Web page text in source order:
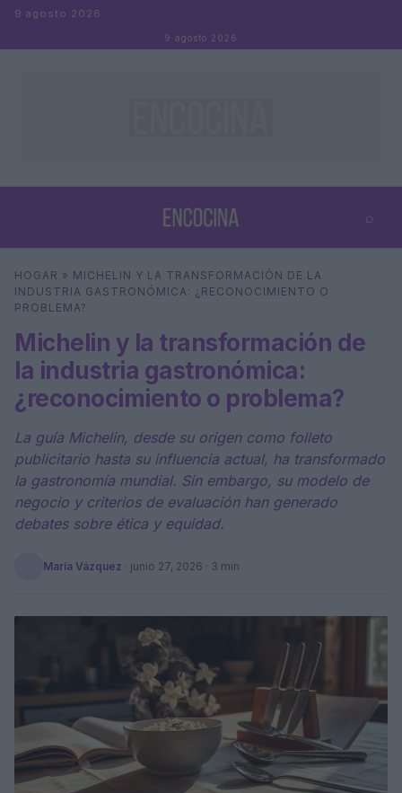
Saltar al contenido
9 agosto 2026
9 agosto 2026
⌕
Buscar
HOGAR » MICHELIN Y LA TRANSFORMACIÓN DE LA
INDUSTRIA GASTRONÓMICA: ¿RECONOCIMIENTO O
PROBLEMA?
Michelin y la transformación de
la industria gastronómica:
¿reconocimiento o problema?
La guía Michelin, desde su origen como folleto
publicitario hasta su influencia actual, ha transformado
la gastronomía mundial. Sin embargo, su modelo de
negocio y criterios de evaluación han generado
debates sobre ética y equidad.
María Vázquez · junio 27, 2026 · 3 min